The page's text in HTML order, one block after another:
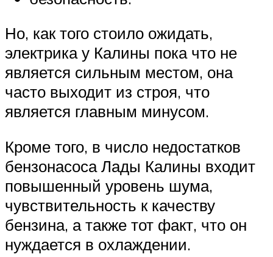
Но, как того стоило ожидать,
электрика у Калины пока что не
является сильным местом, она
часто выходит из строя, что
является главным минусом.
Кроме того, в число недостатков
бензонасоса Лады Калины входит
повышенный уровень шума,
чувствительность к качеству
бензина, а также тот факт, что он
нуждается в охлаждении.